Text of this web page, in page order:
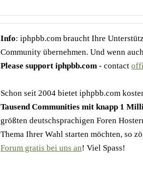
Info: iphpbb.com braucht Ihre
Community übernehmen. Und wenn
Please support iphpbb.com - contact
Schon seit 2004 bietet iphpbb.com
Tausend Communities mit knapp 1
größten deutschsprachigen Foren
Thema Ihrer Wahl starten möchten, so
Forum gratis bei uns an! Viel Spass!